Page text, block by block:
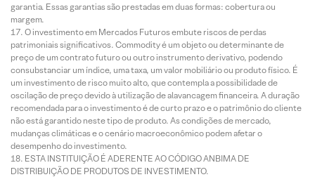
garantia. Essas garantias são prestadas em duas formas: cobertura ou
margem.
O investimento em Mercados Futuros embute riscos de perdas
patrimoniais significativos. Commodity é um objeto ou determinante de
preço de um contrato futuro ou outro instrumento derivativo, podendo
consubstanciar um índice, uma taxa, um valor mobiliário ou produto físico. É
um investimento de risco muito alto, que contempla a possibilidade de
oscilação de preço devido à utilização de alavancagem financeira. A duração
recomendada para o investimento é de curto prazo e o patrimônio do cliente
não está garantido neste tipo de produto. As condições de mercado,
mudanças climáticas e o cenário macroeconômico podem afetar o
desempenho do investimento.
ESTA INSTITUIÇÃO É ADERENTE AO CÓDIGO ANBIMA DE
DISTRIBUIÇÃO DE PRODUTOS DE INVESTIMENTO.